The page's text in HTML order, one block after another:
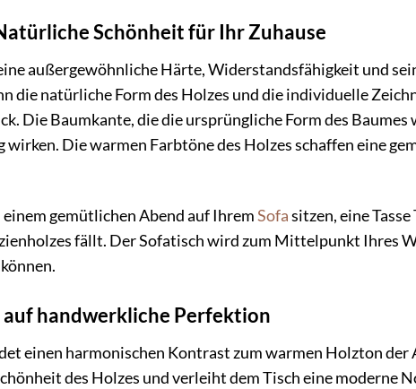
Schönheit für Ihr Zuhause
außergewöhnliche Härte, Widerstandsfähigkeit und
die natürliche Form des Holzes und die individuelle
Die Baumkante, die die ursprüngliche Form des
wirken. Die warmen Farbtöne des Holzes schaffen eine
einem gemütlichen Abend auf IhremSofasitzen, eine
fällt. Der Sofatisch wird zum Mittelpunkt Ihres
handwerkliche Perfektion
einen harmonischen Kontrast zum warmen Holzton der
des Holzes und verleiht dem Tisch eine moderne